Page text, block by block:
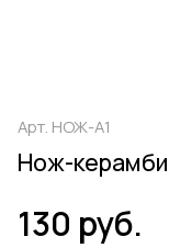
Арт. НОЖ-А1
Нож-
130 руб.